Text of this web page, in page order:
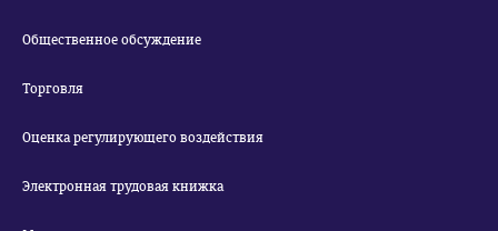
Общественное обсуждение
Торговля
Оценка регулирующего воздействия
Электронная трудовая книжка